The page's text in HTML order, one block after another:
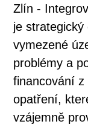
Zlín -
je
vymezené
problémy a
financování
opatření,
vzájemně